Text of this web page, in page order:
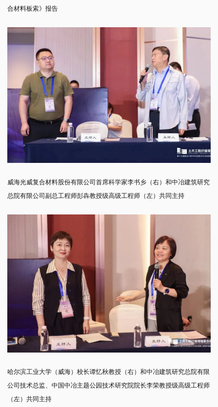
合材料板索》报告
威海光威复合材料股份有限公司首席科学家李书乡（右）和中冶建筑研究
总院有限公司副总工程师彭犇教授级高级工程师（左）共同主持
哈尔滨工业大学（威海）校长谭忆秋教授（右）和中冶建筑研究总院有限
公司技术总监、中国中冶主题公园技术研究院院长李荣教授级高级工程师
（左）共同主持